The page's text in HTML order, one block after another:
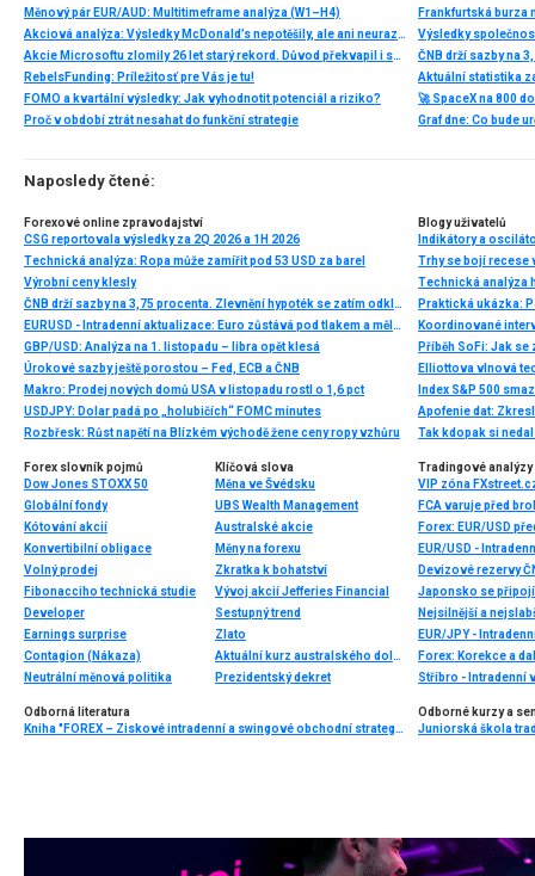
Měnový pár EUR/AUD: Multitimeframe analýza (W1–H4)
Akciová analýza: Výsledky McDonald’s nepotěšily, ale ani neurazily. Jakou vizi společnost prezentovala?
Akcie Microsoftu zlomily 26 let starý rekord. Důvod překvapil i samotné investory
RebelsFunding: Príležitosť pre Vás je tu!
FOMO a kvartální výsledky: Jak vyhodnotit potenciál a riziko?
Proč v období ztrát nesahat do funkční strategie
Výsledky
Aktuální statistika
Naposledy čtené:
Forexové online zpravodajství
CSG reportovala výsledky za 2Q 2026 a 1H 2026
Technická analýza: Ropa může zamířit pod 53 USD za barel
Výrobní ceny klesly
ČNB drží sazby na 3,75 procenta. Zlevnění hypoték se zatím odkládá
EURUSD - Intradenní aktualizace: Euro zůstává pod tlakem a mělo by spadnout pod 1,35
GBP/USD: Analýza na 1. listopadu – libra opět klesá
Úrokové sazby ještě porostou – Fed, ECB a ČNB
Makro: Prodej nových domů USA v listopadu rostl o 1,6 pct
USDJPY: Dolar padá po „holubičích“ FOMC minutes
Rozbřesk: Růst napětí na Blízkém východě žene ceny ropy vzhůru
Blogy uživatelů
Indikátory a
Trhy se bojí recese
Praktická ukázka:
Koordinované
Index S&P 500
Tak kdopak si
Forex slovník pojmů
Dow Jones STOXX 50
Globální fondy
Kótování akcií
Konvertibilní obligace
Volný prodej
Fibonacciho technická studie
Developer
Earnings surprise
Contagion (Nákaza)
Neutrální měnová politika
Klíčová slova
Měna ve Švédsku
UBS Wealth Management
Australské akcie
Měny na forexu
Zkratka k bohatství
Vývoj akcií Jefferies Financial
Sestupný trend
Zlato
Aktuální kurz australského dolaru
Prezidentský dekret
Tradingové analýzy
FCA varuje před
Forex: EUR/USD
EUR/USD -
Devizové rezervy
Japonsko se
Nejsilnější a
EUR/JPY -
Forex: Korekce a
Stříbro - Intradenní
Odborná literatura
Kniha "FOREX – Ziskové intradenní a swingové obchodní strategie" od Kathy Lien vychází v češtině!
Odborné kurzy a
Juniorská škola